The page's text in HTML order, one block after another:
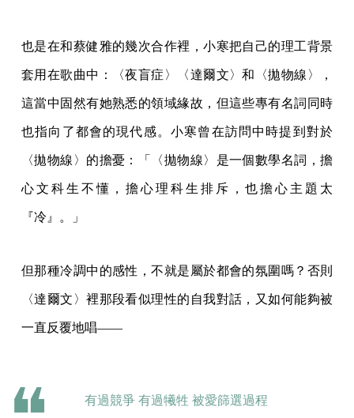
也是在和蔡健雅的幾次合作裡，小寒把自己的理工背景
套用在歌曲中：〈夜盲症〉〈達爾文〉和〈拋物線〉，
這當中固然有她熟悉的領域緣故，但這些專有名詞同時
也指向了都會的現代感。小寒曾在訪問中時提到對於
〈拋物線〉的擔憂：「〈拋物線〉是一個數學名詞，擔
心文科生不懂，擔心理科生排斥，也擔心主題太
『冷』。」
但那種冷調中的感性，不就是屬於都會的氛圍嗎？否則
〈達爾文〉裡那段看似理性的自我對話，又如何能夠被
一直反覆地唱——
有過競爭 有過犧牲 被愛篩選過程